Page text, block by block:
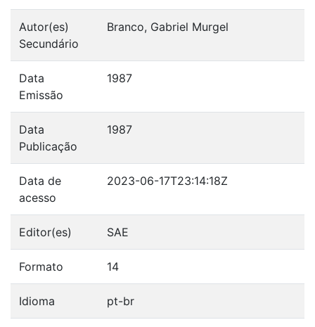
Autor(es)
Secundário
Branco, Gabriel Murgel
Data
Emissão
1987
Data
Publicação
1987
Data de
acesso
2023-06-17T23:14:18Z
Editor(es) SAE
Formato 14
Idioma pt-br